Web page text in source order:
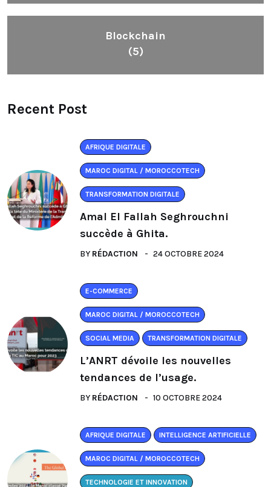
Blockchain
(5)
Recent Post
AFRIQUE DIGITALE
MAROC DIGITAL / MOROCCOTECH
TRANSFORMATION DIGITALE
Amal El Fallah Seghrouchni
succède à Ghita.
BY RÉDACTION 24 OCTOBRE 2024
E-COMMERCE
MAROC DIGITAL / MOROCCOTECH
SOCIAL MEDIA TRANSFORMATION DIGITALE
L’ANRT dévoile les nouvelles
tendances de l’usage.
BY RÉDACTION 10 OCTOBRE 2024
AFRIQUE DIGITALE INTELLIGENCE ARTIFICIELLE
MAROC DIGITAL / MOROCCOTECH
TECHNOLOGIE ET INNOVATION